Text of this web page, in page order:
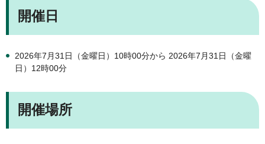
開催日
2026年7月31日（金曜日）10時00分から 2026年7月31日（金曜
日）12時00分
開催場所